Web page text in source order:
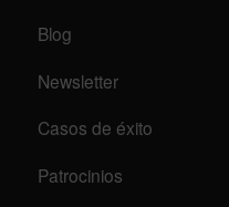
Blog
Newsletter
Casos de éxito
Patrocinios